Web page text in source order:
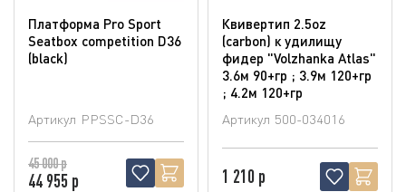
Платформа Pro Sport
Seatbox competition D36
(blaсk)
Артикул PPSSC-D36
45 000 р
44 955 р
Квивертип 2.5oz
(carbon) к удилищу
фидер "Volzhanka Atlas"
3.6м 90+гр ; 3.9м 120+гр
; 4.2м 120+гр
Артикул 500-034016
1 210 р